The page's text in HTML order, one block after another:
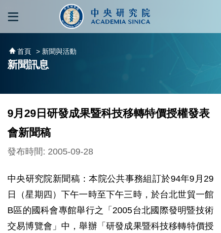
跳到主要內容區塊
首頁 > 新聞與活動
新聞訊息
9月29日研發成果暨科技移轉特價授權發表
會新聞稿
發布時間: 2005-09-28
中央研究院新聞稿：本院公共事務組訂於94年9月29
日（星期四）下午一時至下午三時，於台北世貿一館
B區的國科會專館舉行之「2005台北國際發明暨技術
交易博覽會」中，舉辦「研發成果暨科技移轉特價授